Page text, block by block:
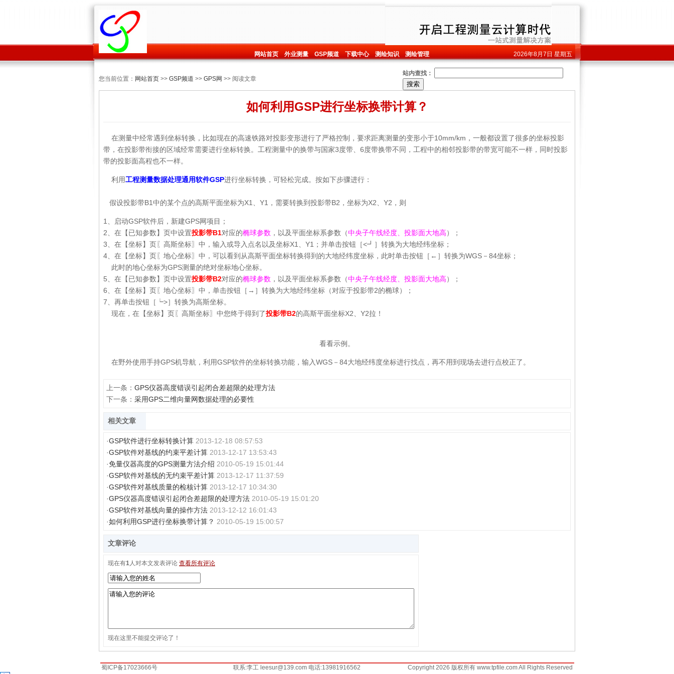
网站首页 外业测量 GSP频道 下载中心 测绘知识 测绘管理 2026年8月7日 星期五
您当前位置： 网站首页 >> GSP频道 >> GPS网 >> 阅读文章
站内查找：
如何利用GSP进行坐标换带计算？
在测量中经常遇到坐标转换，比如现在的高速铁路对投影变形进行了严格控制，要求距离测量的变形小于10mm/km，一般都设置了很多的坐标投影
带，在投影带衔接的区域经常需要进行坐标转换。工程测量中的换带与国家3度带、6度带换带不同，工程中的相邻投影带的带宽可能不一样，同时投影
带的投影面高程也不一样。
利用工程测量数据处理通用软件GSP进行坐标转换，可轻松完成。按如下步骤进行：
假设投影带B1中的某个点的高斯平面坐标为X1、Y1，需要转换到投影带B2，坐标为X2、Y2，则
1、启动GSP软件后，新建GPS网项目；
2、在【已知参数】页中设置投影带B1对应的椭球参数 ，以及平面坐标系参数（中央子午线经度、投影面大地高）；
3、在【坐标】页〖高斯坐标〗中，输入或导入点名以及坐标X1、Y1；并单击按钮［<┛］转换为大地经纬坐标；
4、在【坐标】页〖地心坐标〗中，可以看到从高斯平面坐标转换得到的大地经纬度坐标，此时单击按钮［←］转换为WGS－84坐标；
此时的地心坐标为GPS测量的绝对坐标地心坐标。
5、在【已知参数】页中设置投影带B2对应的椭球参数 ，以及平面坐标系参数（中央子午线经度、投影面大地高）；
6、在【坐标】页〖地心坐标〗中，单击按钮［→］转换为大地经纬坐标（对应于投影带2的椭球）；
7、再单击按钮［┕>］转换为高斯坐标。
现在，在【坐标】页〖高斯坐标〗中您终于得到了投影带B2的高斯平面坐标X2、Y2拉！
看看示例。
在野外使用手持GPS机导航，利用GSP软件的坐标转换功能，输入WGS－84大地经纬度坐标进行找点，再不用到现场去进行点校正了。
上一条： GPS仪器高度错误引起闭合差超限的处理方法
下一条： 采用GPS二维向量网数据处理的必要性
相关文章
·GSP软件进行坐标转换计算 2013-12-18 08:57:53
·GSP软件对基线的约束平差计算 2013-12-17 13:53:43
·免量仪器高度的GPS测量方法介绍 2010-05-19 15:01:44
·GSP软件对基线的无约束平差计算 2013-12-17 11:37:59
·GSP软件对基线质量的检核计算 2013-12-17 10:34:30
·GPS仪器高度错误引起闭合差超限的处理方法 2010-05-19 15:01:20
·GSP软件对基线向量的操作方法 2013-12-12 16:01:43
·如何利用GSP进行坐标换带计算？ 2010-05-19 15:00:57
文章评论
现在有1人对本文发表评论 查看所有评论
现在这里不能提交评论了！
蜀ICP备17023666号 联系:李工 leesur@139.com 电话:13981916562 Copyright 2026 版权所有 www.tpfile.com All Rights Reserved